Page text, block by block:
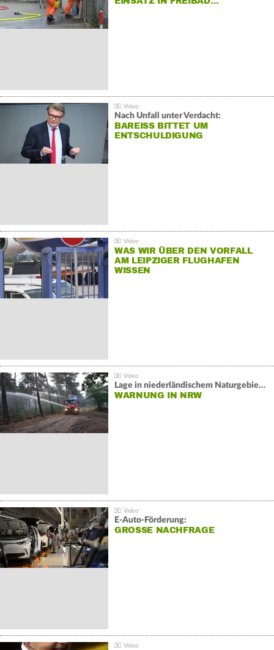
Nach Unfall unter Verdacht:
BAREISS BITTET UM E
NTSCHULDIGUNG
WAS WIR ÜBER DEN VORFALL
AM LEIPZIGER FLUGHAFEN
WISSEN
Lage in niederländischem Naturgebiet stabil
WARNUNG IN NRW
E-Auto-Förderung:
GROSSE NACHFRAGE